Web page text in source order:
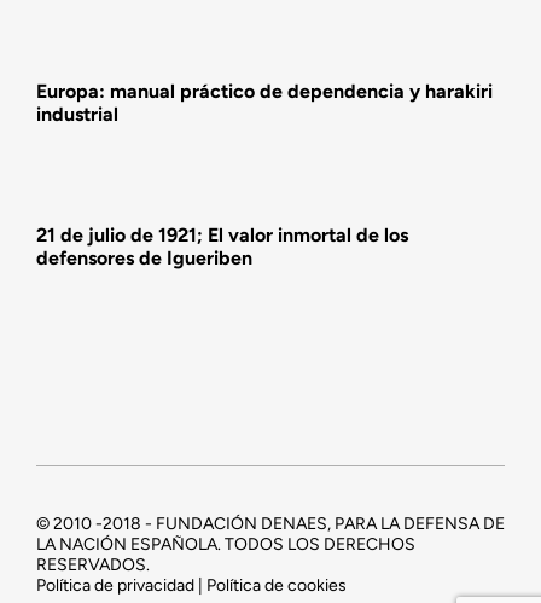
Europa: manual práctico de dependencia y harakiri
industrial
21 de julio de 1921; El valor inmortal de los
defensores de Igueriben
© 2010 -2018 - FUNDACIÓN DENAES, PARA LA DEFENSA DE
LA NACIÓN ESPAÑOLA. TODOS LOS DERECHOS
RESERVADOS.
Política de privacidad | Política de cookies